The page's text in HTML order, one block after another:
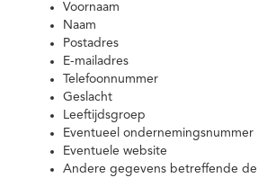
Voornaam
Naam
Postadres
E-mailadres
Telefoonnummer
Geslacht
Leeftijdsgroep
Eventueel ondernemingsnummer
Eventuele website
Andere gegevens betreffende